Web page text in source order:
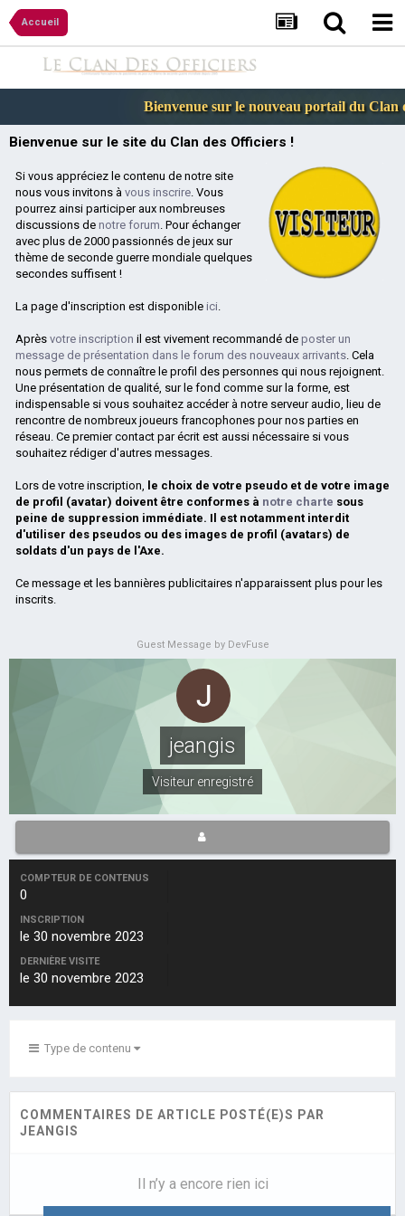
Accueil
Bienvenue sur le nouveau portail du Clan
Bienvenue sur le site du Clan des Officiers !
Si vous appréciez le contenu de notre site
nous vous invitons à vous inscrire. Vous
pourrez ainsi participer aux nombreuses
discussions de notre forum. Pour échanger
avec plus de 2000 passionnés de jeux sur
thème de seconde guerre mondiale quelques
secondes suffisent !
La page d'inscription est disponible ici.
Après votre inscription il est vivement recommandé de poster un
message de présentation dans le forum des nouveaux arrivants. Cela
nous permets de connaître le profil des personnes qui nous rejoignent.
Une présentation de qualité, sur le fond comme sur la forme, est
indispensable si vous souhaitez accéder à notre serveur audio, lieu de
rencontre de nombreux joueurs francophones pour nos parties en
réseau. Ce premier contact par écrit est aussi nécessaire si vous
souhaitez rédiger d'autres messages.
Lors de votre inscription, le choix de votre pseudo et de votre image
de profil (avatar) doivent être conformes à notre charte sous
peine de suppression immédiate. Il est notamment interdit
d'utiliser des pseudos ou des images de profil (avatars) de
soldats d'un pays de l'Axe.
Ce message et les bannières publicitaires n'apparaissent plus pour les
inscrits.
Guest Message by DevFuse
jeangis
Visiteur enregistré
COMPTEUR DE CONTENUS
0
INSCRIPTION
le 30 novembre 2023
DERNIÈRE VISITE
le 30 novembre 2023
Type de contenu
COMMENTAIRES DE ARTICLE POSTÉ(E)S PAR
JEANGIS
Il n’y a encore rien ici